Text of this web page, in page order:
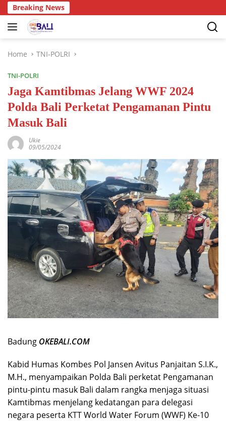
Breaking News
Home TNI-POLRI
TNI-POLRI
Jaga Kamtibmas Jelang WWF 2024
Polda Bali Perketat Pengamanan Pintu
Masuk Bali
Ukie
09/05/2024
Badung OKEBALI.COM
Kabid Humas Kombes Pol Jansen Avitus Panjaitan S.I.K.,
M.H., menyampaikan Polda Bali perketat Pengamanan
pintu-pintu masuk Bali dalam rangka menjaga situasi
Kamtibmas menjelang kedatangan para delegasi
negara peserta KTT World Water Forum (WWF) Ke-10